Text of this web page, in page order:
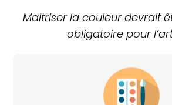
Maitriser la couleur devrait
obligatoire pour